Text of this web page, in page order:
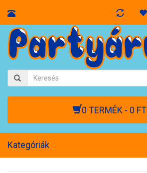
0 TERMÉK - 0 FT
Kategóriák